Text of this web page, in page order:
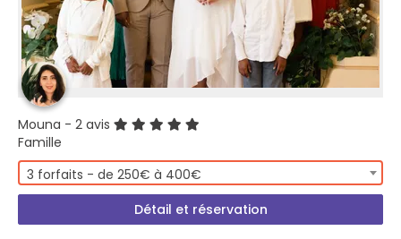
Mouna - 2 avis
Famille
3 forfaits - de 250€ à 400€
Détail et réservation